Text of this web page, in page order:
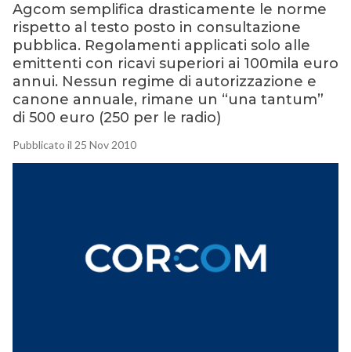
Agcom semplifica drasticamente le norme
rispetto al testo posto in consultazione
pubblica. Regolamenti applicati solo alle
emittenti con ricavi superiori ai 100mila euro
annui. Nessun regime di autorizzazione e
canone annuale, rimane un “una tantum”
di 500 euro (250 per le radio)
Pubblicato il 25 Nov 2010